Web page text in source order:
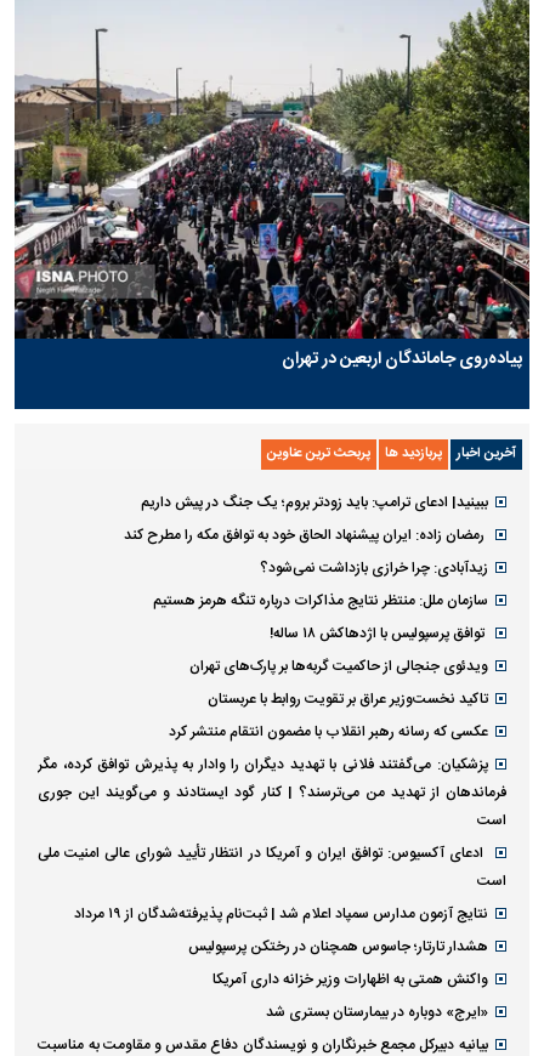
پیاده‌روی جاماندگان اربعین در تهران
آخرین اخبار پربازدید ها پربحث ترین عناوین
ببینید| ادعای ترامپ: باید زودتر بروم؛ یک جنگ در پیش داریم
رمضان زاده: ایران پیشنهاد الحاق خود به توافق مکه را مطرح کند
زیدآبادی: چرا خرازی بازداشت نمی‌شود؟
سازمان ملل: منتظر نتایج مذاکرات درباره تنگه هرمز هستیم
توافق پرسپولیس با اژدهاکش ۱۸ ساله!
ویدئوی جنجالی از حاکمیت گربه‌ها بر پارک‌های تهران
تاکید نخست‌وزیر عراق بر تقویت روابط با عربستان
عکسی که رسانه رهبر انقلاب با مضمون انتقام منتشر کرد
پزشکیان: می‌گفتند فلانی با تهدید دیگران را وادار به پذیرش توافق کرده، مگر
فرماندهان از تهدید من می‌ترسند؟ | کنار گود ایستادند و می‌گویند این جوری
است
ادعای آکسیوس: توافق ایران و آمریکا در انتظار تأیید شورای عالی امنیت ملی
است
نتایج آزمون مدارس سمپاد اعلام شد | ثبت‌نام پذیرفته‌شدگان از ۱۹ مرداد
هشدار تارتار؛ جاسوس همچنان در رختکن پرسپولیس
واکنش همتی به اظهارات وزیر خزانه داری آمریکا
«ایرج» دوباره در بیمارستان بستری شد
بیانیه دبیرکل مجمع خبرنگاران و نویسندگان دفاع مقدس و مقاومت به مناسبت